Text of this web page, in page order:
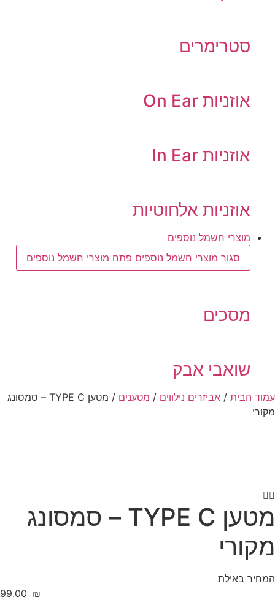
סטרימרים
אוזניות On Ear
אוזניות In Ear
אוזניות אלחוטיות
מוצרי חשמל נוספים
סגור מוצרי חשמל נוספים פתח מוצרי חשמל נוספים
מסכים
שואבי אבק
הבית/אביזרים נילווים/מטענים
/ מטען TYPE C – סמסונג
מטען TYPE C – סמסונג
באילת
‎99.00